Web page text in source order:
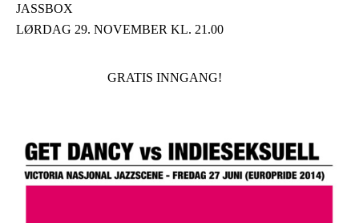
JASSBOX
LØRDAG 29. NOVEMBER KL. 21.00
GRATIS INNGANG!